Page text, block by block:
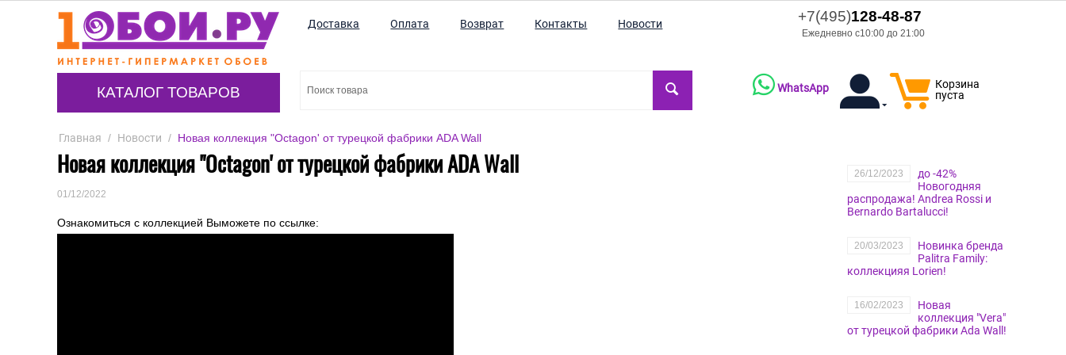
КАТАЛОГ ТОВАРОВ
Доставка Оплата Возврат Контакты Новости +7(495)128-48-87
Ежедневно с10:00 до 21:00
Корзина
пуста
WhatsApp
Главная / Новости / Новая коллекция "Octagon' от турецкой фабрики ADA Wall
Новая коллекция "Octagon' от турецкой фабрики ADA Wall
01/12/2022
Ознакомиться с коллекцией Выможете по ссылке:
26/12/2023
до -42%
Новогодняя
распродажа! Andrea Rossi и
Bernardo Bartalucci!
20/03/2023
Новинка бренда
Palitra Family:
коллекцияя Lorien!
16/02/2023
Новая
коллекция "Vera"
от турецкой фабрики Ada Wall!